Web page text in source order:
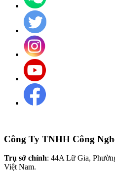
Công Ty TNHH Công
Trụ sở chính: 44A Lữ Gia,
Việt Nam.